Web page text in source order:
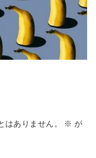
はありません。 ※ が